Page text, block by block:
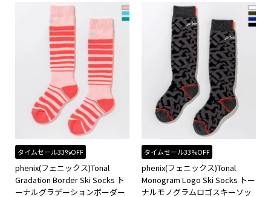
タイムセール33%OFF
phenix(フェニックス)Tonal
Gradation Border Ski Socks ト
ーナルグラデーションボーダー
タイムセール33%OFF
phenix(フェニックス)Tonal
Monogram Logo Ski Socks トー
ナルモノグラムロゴスキーソッ